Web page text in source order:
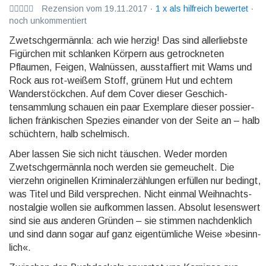
Rezension vom 19.11.2017 · 1 x als hilfreich bewertet ·
noch unkommentiert
Zwetschgermännla: ach wie herzig! Das sind allerliebste
Figürchen mit schlanken Körpern aus getrock­neten
Pflaumen, Feigen, Wal­nüssen, ausstaf­fiert mit Wams und
Rock aus rot-weißem Stoff, grünem Hut und echtem
Wander­stöck­chen. Auf dem Cover dieser Geschich­
tensamm­lung schauen ein paar Exemplare dieser possier­
lichen fränki­schen Spezies einander von der Seite an – halb
schüchtern, halb schelmisch.
Aber lassen Sie sich nicht täuschen. Weder morden
Zwetschger­männla noch werden sie gemeu­chelt. Die
vierzehn origi­nellen Kriminal­erzählun­gen erfüllen nur bedingt,
was Titel und Bild versprechen. Nicht einmal Weihnachts­
nostalgie wollen sie auf­kommen lassen. Absolut lesens­wert
sind sie aus anderen Gründen – sie stimmen nachdenk­lich
und sind dann sogar auf ganz eigen­tüm­liche Weise »besinn­
lich«.